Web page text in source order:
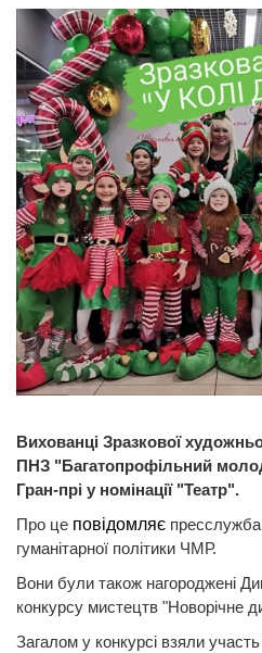
Вихованці Зразкової
ПНЗ "Багатопрофільний
Гран-прі у номінації "Театр".
Про це повідомляє пресслужба
гуманітарної політики ЧМР.
Вони були також нагороджені
конкурсу мистецтв "Новорічне
Загалом у конкурсі взяли участь